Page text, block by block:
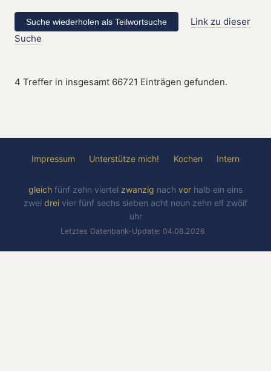
Link zu dieser
Suche
4 Treffer in insgesamt 66721 Einträgen gefunden.
Impressum Unterstütze mich! Kochen Intern
gleich fünf zehn viertel zwanzig nach vor halb ein eins
zwei drei vier fünf sechs sieben acht neun zehn elf zwölf
uhr
Letztes Datenbank-Update: 04.08.2026